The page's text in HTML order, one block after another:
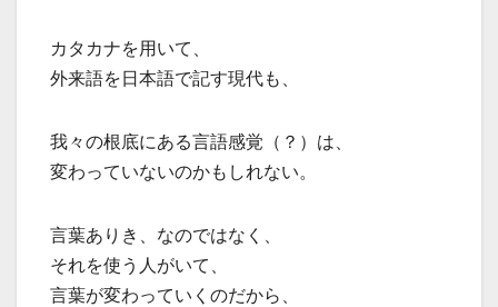
カタカナを用いて、
外来語を日本語で記す現代も、
我々の根底にある言語感覚（？）は、
変わっていないのかもしれない。
言葉ありき、なのではなく、
それを使う人がいて、
言葉が変わっていくのだから、